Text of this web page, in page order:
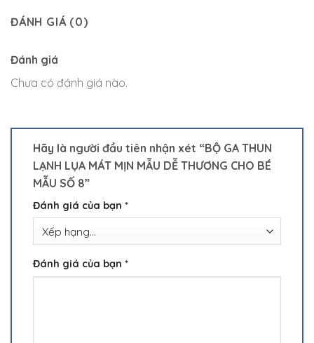
ĐÁNH GIÁ (0)
Đánh giá
Chưa có đánh giá nào.
Hãy là người đầu tiên nhận xét “BỘ GA THUN
LẠNH LỤA MÁT MỊN MẪU DỄ THƯƠNG CHO BÉ
MẪU SỐ 8”
Đánh giá của bạn *
Đánh giá của bạn *